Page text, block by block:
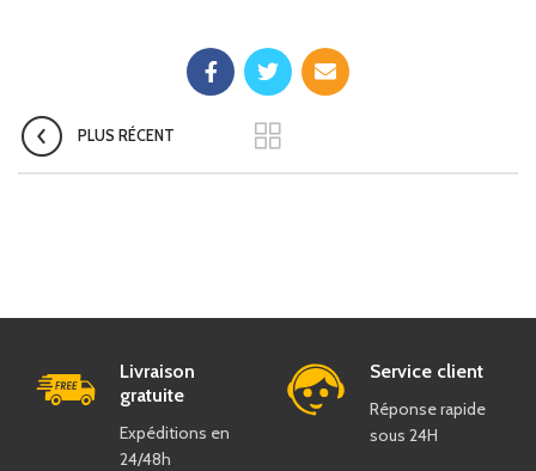
PLUS RÉCENT
Livraison
gratuite
Expéditions en
24/48h
Service client
Réponse rapide
sous 24H